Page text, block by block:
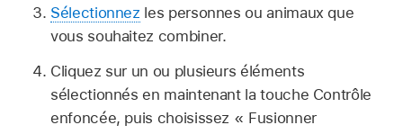
Sélectionnez les personnes ou animaux que
vous souhaitez combiner.
Cliquez sur un ou plusieurs éléments
sélectionnés en maintenant la touche Contrôle
enfoncée, puis choisissez « Fusionner